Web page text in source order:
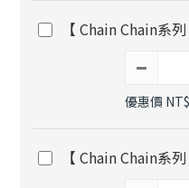
【 Chain Chain系
優惠價
【 Chain Chain系